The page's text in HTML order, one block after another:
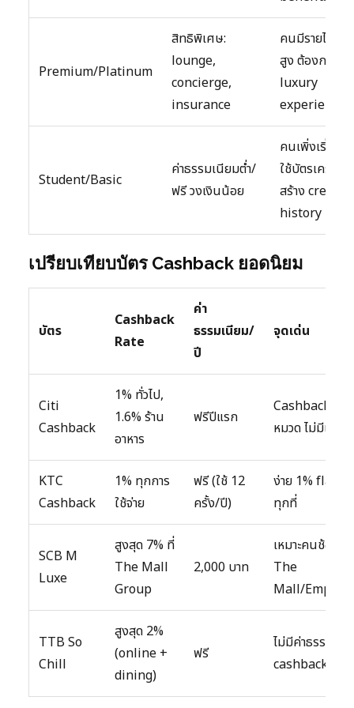
Premium/Platinum
สิทธิพิเศษ:
lounge,
concierge,
insurance
คนมีรายได้
สูง ต้องการ
luxury
experience
Student/Basic
ค่าธรรมเนียมต่ำ/
ฟรี วงเงินน้อย
คนเพิ่งเริ่ม
ใช้บัตรเครดิต
สร้าง credit
history
เปรียบเทียบบัตร Cashback ยอดนิยม
บัตร
Cashback
Rate
ค่า
ธรรมเนียม/
ปี
จุดเด่น
Citi
Cashback
1% ทั่วไป,
1.6% ร้าน
อาหาร
ฟรีปีแรก
Cashback ทุก
หมวด ไม่มีเพดา
KTC
Cashback
1% ทุกการ
ใช้จ่าย
ฟรี (ใช้ 12
ครั้ง/ปี)
ง่าย 1% flat
ทุกที่
SCB M
Luxe
สูงสุด 7% ที่
The Mall
Group
2,000 บาท
เหมาะคนช้อปที่
The
Mall/
TTB So
Chill
สูงสุด 2%
(online +
dining)
ฟรี
ไม่มีค่าธรรมเนี
cashback ดี